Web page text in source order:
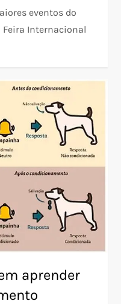
eventos do
Feira Internacional
aprender